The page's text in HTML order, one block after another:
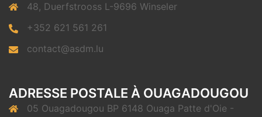
48, Duerfstrooss L-9696 Winseler
+352 621 561 261
contact@asdm.lu
ADRESSE POSTALE À OUAGADOUGOU
05 Ouagadougou BP 6148 Ouaga Patte d'Oie -